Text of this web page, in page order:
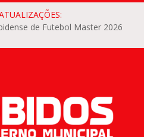
de Futebol Master 2026